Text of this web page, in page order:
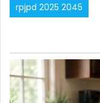
rpjpd 2025 2045